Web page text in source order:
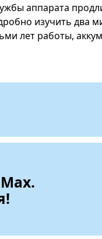
аппарата
изучить два
лет работы,